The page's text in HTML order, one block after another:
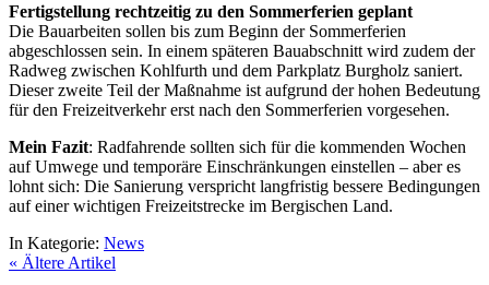
Fertigstellung rechtzeitig zu den Sommerferien geplant
Die Bauarbeiten sollen bis zum Beginn der Sommerferien
abgeschlossen sein. In einem späteren Bauabschnitt wird zudem der
Radweg zwischen Kohlfurth und dem Parkplatz Burgholz saniert.
Dieser zweite Teil der Maßnahme ist aufgrund der hohen Bedeutung
für den Freizeitverkehr erst nach den Sommerferien vorgesehen.
Mein Fazit: Radfahrende sollten sich für die kommenden Wochen
auf Umwege und temporäre Einschränkungen einstellen – aber es
lohnt sich: Die Sanierung verspricht langfristig bessere Bedingungen
auf einer wichtigen Freizeitstrecke im Bergischen Land.
In Kategorie: News
« Ältere Artikel